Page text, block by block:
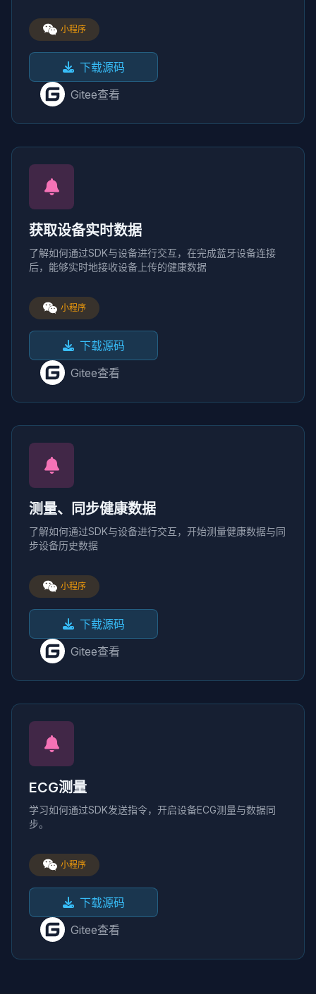
小程序
下载源码
Gitee查看
获取设备实时数据
了解如何通过SDK与设备进行交互，在完成蓝牙设备连接
后，能够实时地接收设备上传的健康数据
小程序
下载源码
Gitee查看
测量、同步健康数据
了解如何通过SDK与设备进行交互，开始测量健康数据与同
步设备历史数据
小程序
下载源码
Gitee查看
ECG测量
学习如何通过SDK发送指令，开启设备ECG测量与数据同
步。
小程序
下载源码
Gitee查看